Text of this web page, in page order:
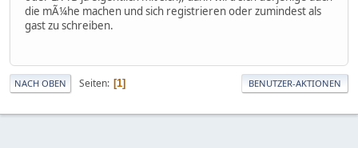
die mÃ¼he machen und sich registrieren oder zumindest als
gast zu schreiben.
NACH OBEN Seiten 1 BENUTZER-AKTIONEN